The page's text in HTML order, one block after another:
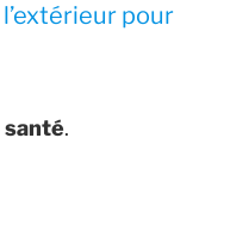
pour
santé.